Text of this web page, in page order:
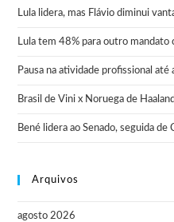
Lula lidera, mas Flávio diminui
Lula tem 48% para outro
Pausa na atividade profissional até
Brasil de Vini x Noruega de
Bené lidera ao Senado, seguida
Arquivos
agosto 2026